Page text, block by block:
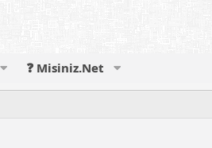
❓ Misiniz.Net